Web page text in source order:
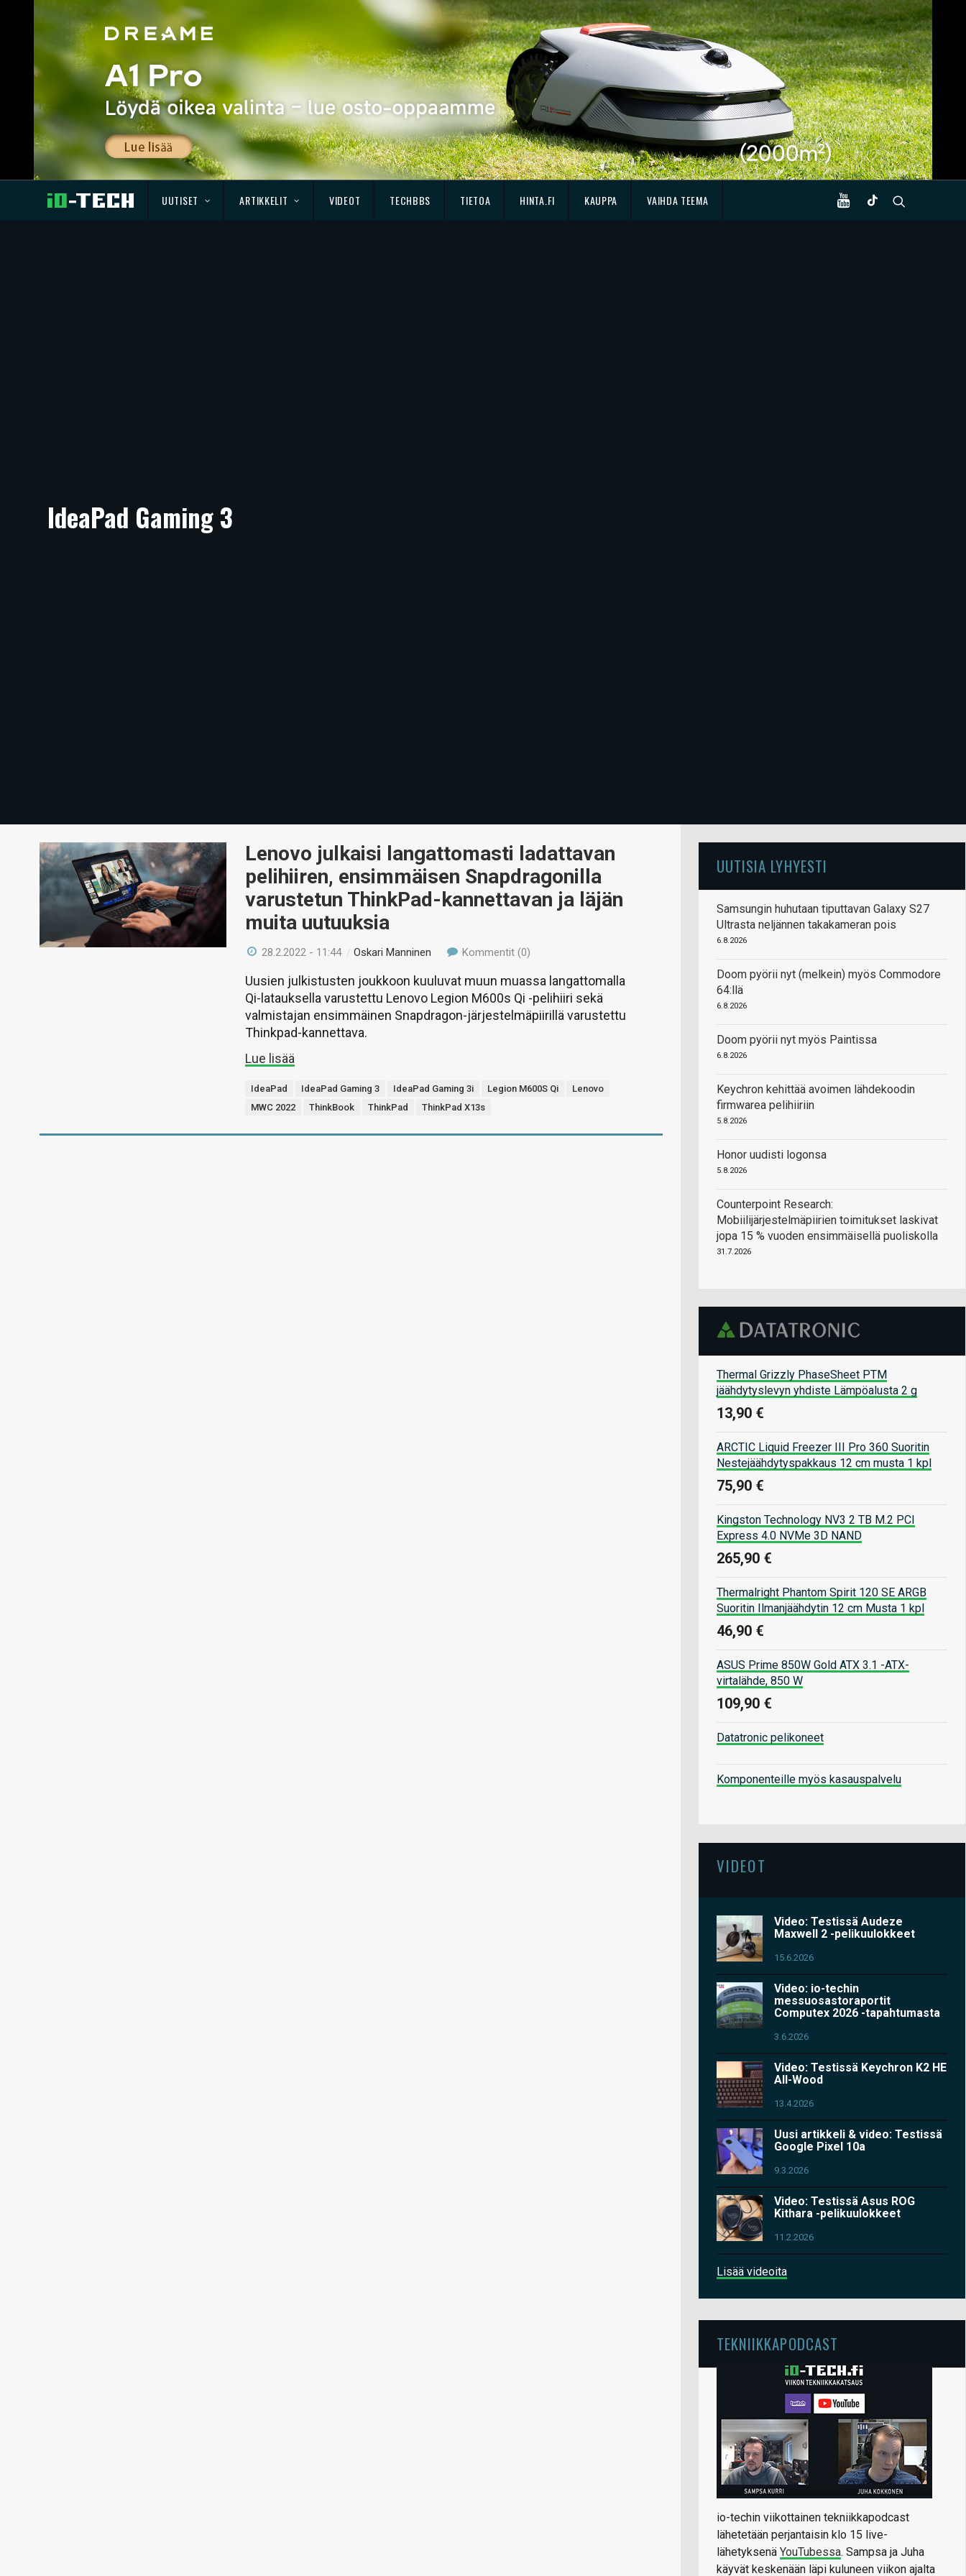
UUTISET ARTIKKELIT VIDEOT TECHBBS TIETOA HINTA.FI KAUPPA VAIHDA TEEMA
IdeaPad Gaming 3
Lenovo julkaisi langattomasti ladattavan
pelihiiren, ensimmäisen Snapdragonilla
varustetun ThinkPad-kannettavan ja läjän
muita uutuuksia
28.2.2022 - 11:44 /Oskari Manninen Kommentit (0)
Uusien julkistusten joukkoon kuuluvat muun muassa langattomalla
Qi-latauksella varustettu Lenovo Legion M600s Qi -pelihiiri sekä
valmistajan ensimmäinen Snapdragon-järjestelmäpiirillä varustettu
Thinkpad-kannettava.
Lue lisää
IdeaPad IdeaPad Gaming 3 IdeaPad Gaming 3i Legion M600S Qi
Lenovo
MWC 2022
ThinkBook ThinkPad ThinkPad X13s
UUTISIA LYHYESTI
Samsungin huhutaan tiputtavan Galaxy S27
Ultrasta neljännen takakameran pois
6.8.2026
Doom pyörii nyt (melkein) myös Commodore
64:llä
6.8.2026
Doom pyörii nyt myös Paintissa
6.8.2026
Keychron kehittää avoimen lähdekoodin
firmwarea pelihiiriin
5.8.2026
Honor uudisti logonsa
5.8.2026
Counterpoint Research:
Mobiilijärjestelmäpiirien toimitukset laskivat
jopa 15 % vuoden ensimmäisellä puoliskolla
31.7.2026
Thermal Grizzly PhaseSheet PTM
jäähdytyslevyn yhdiste Lämpöalusta 2 g
13,90 €
ARCTIC Liquid Freezer III Pro 360 Suoritin
Nestejäähdytyspakkaus 12 cm musta 1 kpl
75,90 €
Kingston Technology NV3 2 TB M.2 PCI
Express 4.0 NVMe 3D NAND
265,90 €
Thermalright Phantom Spirit 120 SE ARGB
Suoritin Ilmanjäähdytin 12 cm Musta 1 kpl
46,90 €
ASUS Prime 850W Gold ATX 3.1 -ATX-
virtalähde, 850 W
109,90 €
Datatronic pelikoneet
Komponenteille myös kasauspalvelu
VIDEOT
Video: Testissä Audeze
Maxwell 2 -pelikuulokkeet
15.6.2026
Video: io-techin
messuosastoraportit
Computex 2026 -tapahtumasta
3.6.2026
Video: Testissä Keychron K2 HE
All-Wood
13.4.2026
Uusi artikkeli & video: Testissä
Google Pixel 10a
9.3.2026
Video: Testissä Asus ROG
Kithara -pelikuulokkeet
11.2.2026
Lisää videoita
TEKNIIKKAPODCAST
io-techin viikottainen tekniikkapodcast
lähetetään perjantaisin klo 15 live-
lähetyksenä YouTubessa. Sampsa ja Juha
käyvät keskenään läpi kuluneen viikon ajalta